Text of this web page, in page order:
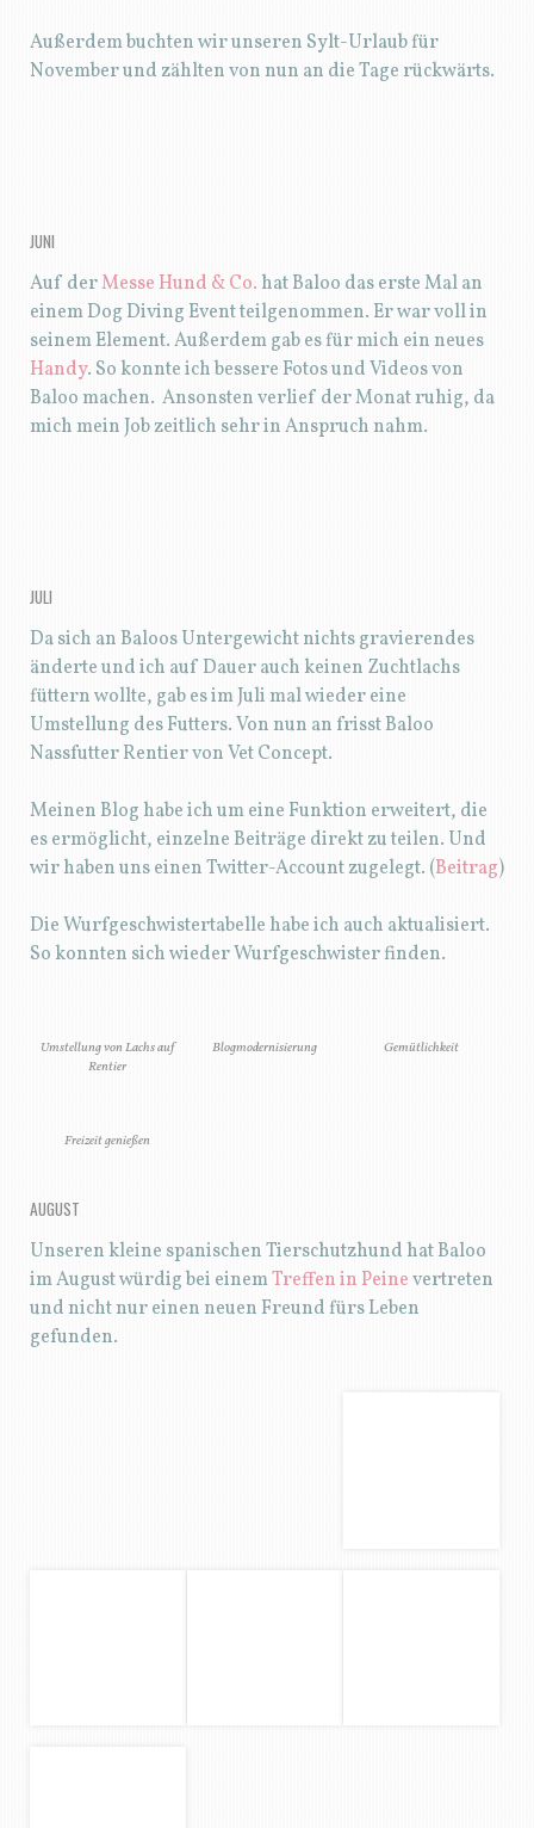
Außerdem buchten wir unseren Sylt-Urlaub für
November und zählten von nun an die Tage rückwärts.
JUNI
Auf derMesse Hund & Co. hat Baloo das erste Mal an
einem Dog Diving Event teilgenommen. Er war voll in
seinem Element. Außerdem gab es für mich ein neues
Handy. So konnte ich bessere Fotos und Videos von
Baloo machen. Ansonsten verlief der Monat ruhig, da
mich mein Job zeitlich sehr in Anspruch nahm.
JULI
Da sich an Baloos Untergewicht nichts gravierendes
änderte und ich auf Dauer auch keinen Zuchtlachs
füttern wollte, gab es im Juli mal wieder eine
Umstellung des Futters. Von nun an frisst Baloo
Nassfutter Rentier von Vet Concept.
Meinen Blog habe ich um eine Funktion erweitert, die
es ermöglicht, einzelne Beiträge direkt zu teilen. Und
wir haben uns einen Twitter-Account zugelegt. (Beitrag)
Die Wurfgeschwistertabelle habe ich auch aktualisiert.
So konnten sich wieder Wurfgeschwister finden.
Umstellung von Lachs auf
Rentier
Blogmodernisierung Gemütlichkeit
Freizeit genießen
AUGUST
Unseren kleine spanischen Tierschutzhund hat Baloo
im August würdig bei einemTreffen in Peinevertreten
und nicht nur einen neuen Freund fürs Leben
gefunden.